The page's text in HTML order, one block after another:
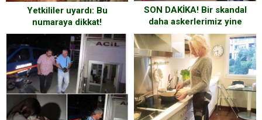
Yetkililer uyardı: Bu
numaraya dikkat!
SON DAKİKA! Bir skandal
daha askerlerimiz yine
zehirlendi askerlerin
arasında durumu ağır olanlar
var